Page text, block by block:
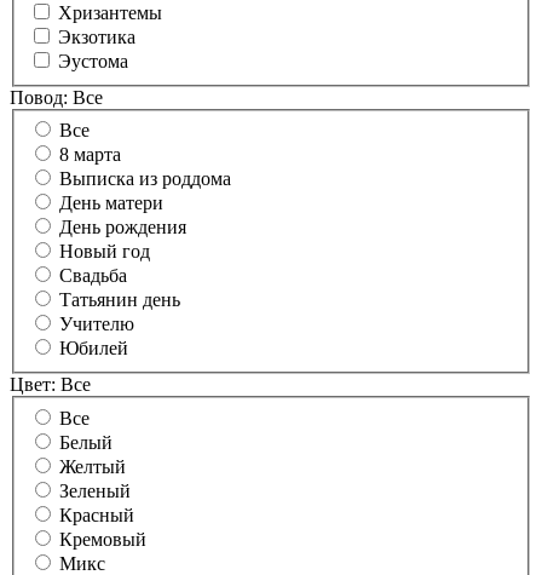
Хризантемы
Экзотика
Эустома
Повод: Все
Все
8 марта
Выписка из роддома
День матери
День рождения
Новый год
Свадьба
Татьянин день
Учителю
Юбилей
Цвет: Все
Все
Белый
Желтый
Зеленый
Красный
Кремовый
Микс